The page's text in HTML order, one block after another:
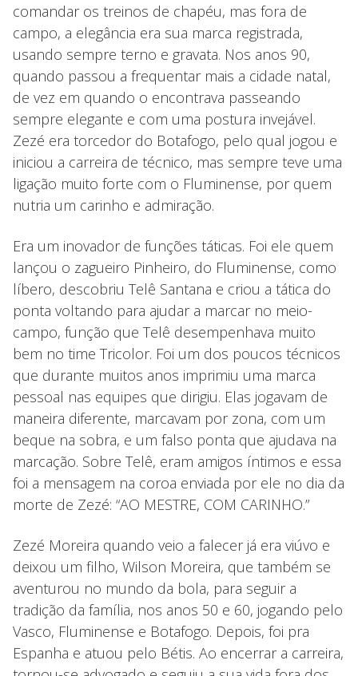
comandar os treinos de chapéu, mas fora de
campo, a elegância era sua marca registrada,
usando sempre terno e gravata. Nos anos 90,
quando passou a frequentar mais a cidade natal,
de vez em quando o encontrava passeando
sempre elegante e com uma postura invejável.
Zezé era torcedor do Botafogo, pelo qual jogou e
iniciou a carreira de técnico, mas sempre teve uma
ligação muito forte com o Fluminense, por quem
nutria um carinho e admiração.
Era um inovador de funções táticas. Foi ele quem
lançou o zagueiro Pinheiro, do Fluminense, como
líbero, descobriu Telê Santana e criou a tática do
ponta voltando para ajudar a marcar no meio-
campo, função que Telê desempenhava muito
bem no time Tricolor. Foi um dos poucos técnicos
que durante muitos anos imprimiu uma marca
pessoal nas equipes que dirigiu. Elas jogavam de
maneira diferente, marcavam por zona, com um
beque na sobra, e um falso ponta que ajudava na
marcação. Sobre Telê, eram amigos íntimos e essa
foi a mensagem na coroa enviada por ele no dia da
morte de Zezé: “AO MESTRE, COM CARINHO.”
Zezé Moreira quando veio a falecer já era viúvo e
deixou um filho, Wilson Moreira, que também se
aventurou no mundo da bola, para seguir a
tradição da família, nos anos 50 e 60, jogando pelo
Vasco, Fluminense e Botafogo. Depois, foi pra
Espanha e atuou pelo Bétis. Ao encerrar a carreira,